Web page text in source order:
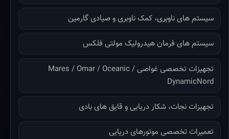
سیستم های ناوبری، کمک ناوبری و صیادی گارمین
سیستم های فرمان هیدرولیک مولتی فلکس
تجهیزات تخصصی غواصی Mares / Omar / Oceanic /
DynamicNord
تجهیزات نجات، شکار دریایی و قایق های بادی
تعمیرات تخصصی موتورهای دریایی